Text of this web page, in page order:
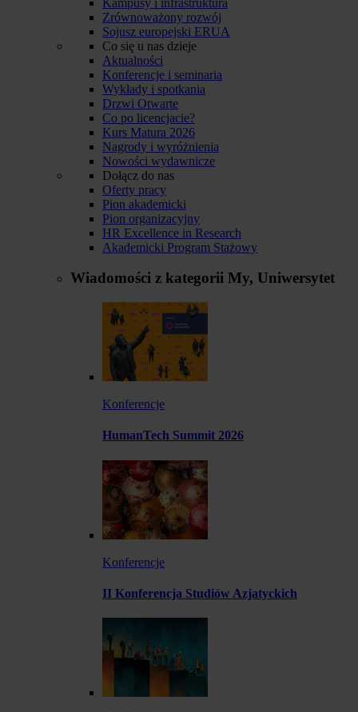
Zrównoważony rozwój
Sojusz europejski ERUA
Co się u nas dzieje
Aktualności
Konferencje i seminaria
Wykłady i spotkania
Drzwi Otwarte
Co po licencjacie?
Kurs Matura 2026
Nagrody i wyróżnienia
Nowości wydawnicze
Dołącz do nas
Oferty pracy
Pion akademicki
Pion organizacyjny
HR Excellence in Research
Akademicki Program Stażowy
Wiadomości z kategorii My, Uniwersytet
Konferencje
HumanTech Summit 2026
Konferencje
II Konferencja Studiów Azjatyckich